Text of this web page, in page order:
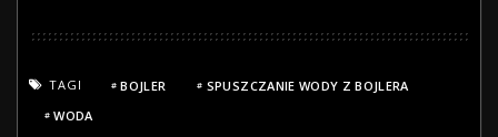
TAGI BOJLER
SPUSZCZANIE WODY Z BOJLERA
WODA